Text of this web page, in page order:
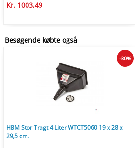
Kr. 1003,49
Besøgende købte også
HBM Stor Tragt 4 Liter WTCT5060 19 x 28 x
29,5 cm.
-30%